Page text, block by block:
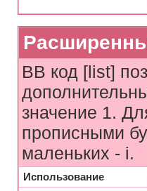
BB код [list]
значение 1.
прописными
маленьких - i.
Использование